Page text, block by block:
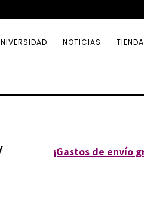
NOTICIAS
¡Gastos de envío